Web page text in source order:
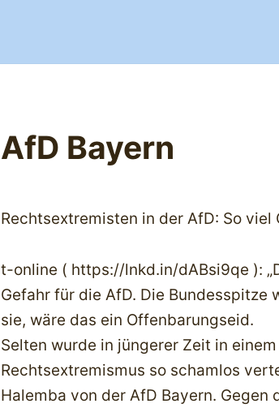
AfD Bayern
Rechtsextremisten in der AfD: So viel
t-online ( https://lnkd.in/dABsi9qe ):
Gefahr für die AfD. Die
sie, wäre das ein Offenbarungseid.
Selten wurde in jüngerer Zeit in
Rechtsextremismus so schamlos
Halemba von der AfD Bayern.